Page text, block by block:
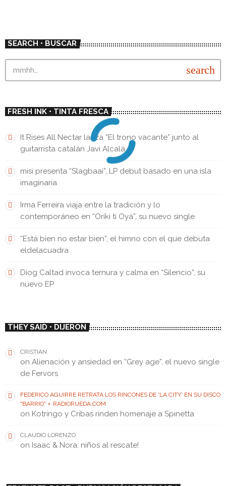
SEARCH • BUSCAR
search
FRESH INK • TINTA FRESCA
It Rises All Nectar lanza “El trono vacante” junto al
guitarrista catalán Javi Alcalá
misi presenta “Slagbaai”, LP debut basado en una isla
imaginaria
Irma Ferreira viaja entre la tradición y lo
contemporáneo en “Oríkì ti Oyá”, su nuevo single
“Está bien no estar bien”, el himno con el que debuta
eldelacuadra
Diog Caltad invoca ternura y calma en “Silencio”, su
nuevo EP
THEY SAID • DIJERON
CRISTIAN
on Alienación y ansiedad en “Grey age”, el nuevo single
de Fervors
FEDERICO AGUIRRE RETRATA LOS RINCONES DE 'LA CITY' EN SU DISCO
"BARRIO" ⋆ RADIORUEDA.COM
on Kotringo y Cribas rinden homenaje a Spinetta
CLAUDIO LORENZO
on Isaac & Nora: niños al rescate!